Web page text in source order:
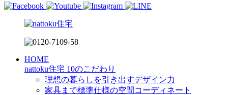
HOME
nattoku住宅 10のこだわり
理想の暮らしを引き出すデザイン力
家具まで標準仕様の空間コーディネート